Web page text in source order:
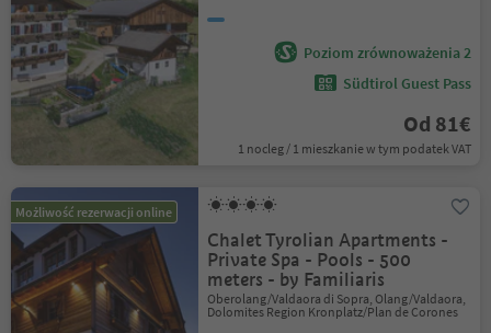
Poziom zrównoważenia 2
Südtirol Guest Pass
Od 81€
1 nocleg / 1 mieszkanie w tym podatek VAT
Możliwość rezerwacji online
Chalet Tyrolian Apartments -
Private Spa - Pools - 500
meters - by Familiaris
Oberolang/Valdaora di Sopra, Olang/Valdaora,
Dolomites Region Kronplatz/Plan de Corones